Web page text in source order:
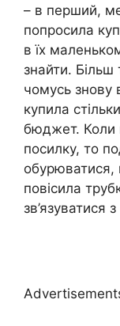
– в перший,
попросила
в їх
знайти. Більш
чомусь знову
купила
бюджет. Коли
посилку, то
обурюватися,
повісила